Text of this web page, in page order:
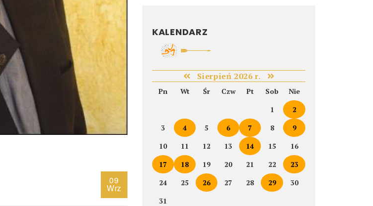
09
Wrz
KALENDARZ
Sierpień 2026 r.
Pn Wt Śr Czw Pt Sob
Nie
1
2
3
4 5 6 7 8
9
10
11 12 13 14 15
16
17
18 19 20 21 22
23
24
25 26 27 28 29
30
31